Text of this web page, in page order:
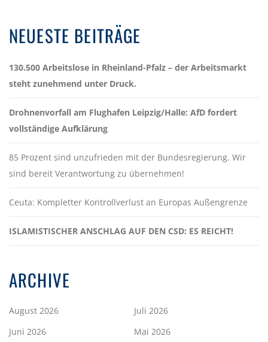
NEUESTE BEITRÄGE
130.500 Arbeitslose in Rheinland-Pfalz – der Arbeitsmarkt
steht zunehmend unter Druck.
Drohnenvorfall am Flughafen Leipzig/Halle: AfD fordert
vollständige Aufklärung
85 Prozent sind unzufrieden mit der Bundesregierung. Wir
sind bereit Verantwortung zu übernehmen!
Ceuta: Kompletter Kontrollverlust an Europas Außengrenze
ISLAMISTISCHER ANSCHLAG AUF DEN CSD: ES REICHT!
ARCHIVE
August 2026
Juli 2026
Juni 2026
Mai 2026